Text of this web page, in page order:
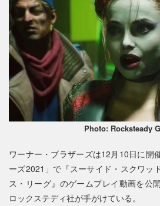
Photo: Rocksteady
ワーナー・ブラザーズは12月10日に開
ーズ2021」で『スーサイド・スクワッ
ス・リーグ』のゲームプレイ動画を公
ロックステディ社が手がけている。